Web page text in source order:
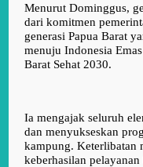
Menurut Dominggus,
dari komitmen
generasi Papua Barat
menuju Indonesia
Barat Sehat 2030.
Ia mengajak seluruh
dan menyukseskan
kampung. Keterlibatan
keberhasilan